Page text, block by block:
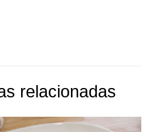
relacionadas